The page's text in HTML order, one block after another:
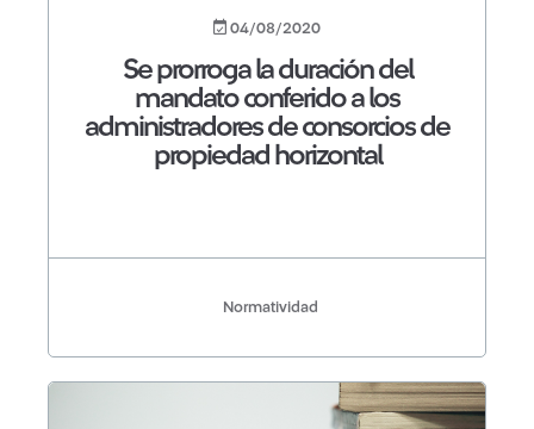
04/08/2020
Se prorroga la duración del
mandato conferido a los
administradores de consorcios de
propiedad horizontal
Normatividad